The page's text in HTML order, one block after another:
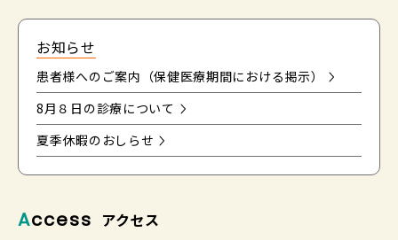
Access アクセス
お知らせ
患者様へのご案内（保健医療期間における掲示）
8月８日の診療について
夏季休暇のおしらせ